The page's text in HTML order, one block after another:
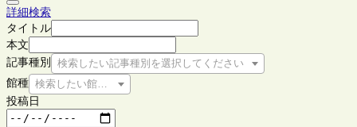
詳細検索
タイトル
本文
記事種別
検索したい記事種別を選択してください
館種 検索したい館種を選択してください
投稿日